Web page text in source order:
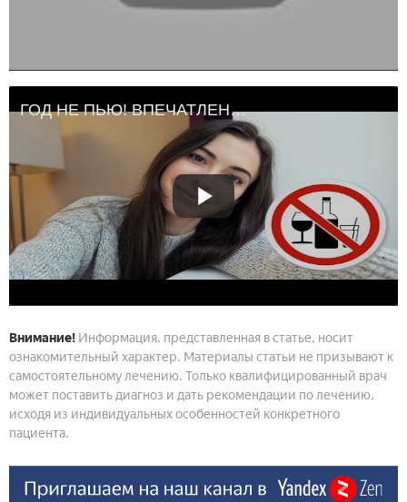
ГОД НЕ ПЬЮ! ВПЕЧАТЛЕНИЯ
Внимание! Информация, представленная в статье, носит
ознакомительный характер. Материалы статьи не призывают к
самостоятельному лечению. Только квалифицированный врач
может поставить диагноз и дать рекомендации по лечению,
исходя из индивидуальных особенностей конкретного
пациента.